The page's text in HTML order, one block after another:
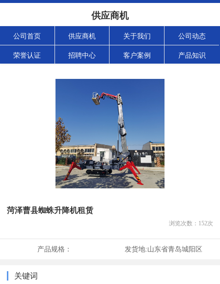
供应商机
公司首页 供应商机 关于我们 公司动态
荣誉认证 招聘中心 客户案例 产品知识
菏泽曹县蜘蛛升降机租赁
浏览次数： 152次
产品规格： 发货地:山东省青岛城阳区
关键词